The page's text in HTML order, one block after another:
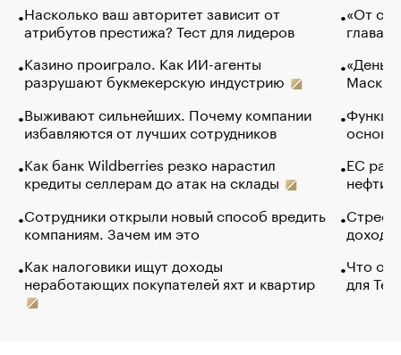
Насколько ваш авторитет зависит от
атрибутов престижа? Тест для лидеров
Казино проиграло. Как ИИ-агенты
разрушают букмекерскую индустрию
Выживают сильнейших. Почему компании
избавляются от лучших сотрудников
Как банк Wildberries резко нарастил
кредиты селлерам до атак на склады
Сотрудники открыли новый способ вредить
компаниям. Зачем им это
Как налоговики ищут доходы
неработающих покупателей яхт и квартир
«От
глава
Маск в
основ
ЕС
нефти
Что
для